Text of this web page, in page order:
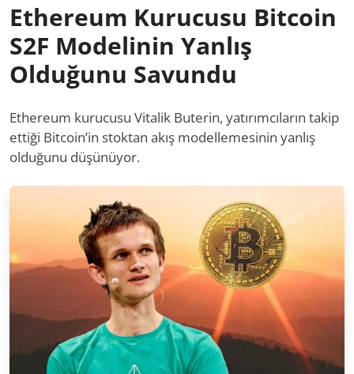
Ethereum Kurucusu Bitcoin
S2F Modelinin Yanlış
Olduğunu Savundu
Ethereum kurucusu Vitalik Buterin, yatırımcıların takip
ettiği Bitcoin’in stoktan akış modellemesinin yanlış
olduğunu düşünüyor.